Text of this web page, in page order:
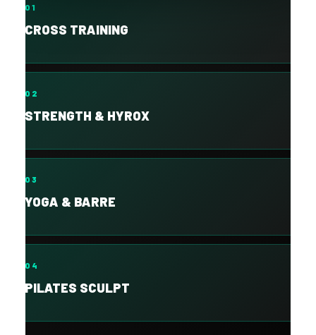
01
CROSS TRAINING
02
STRENGTH & HYROX
03
YOGA & BARRE
04
PILATES SCULPT